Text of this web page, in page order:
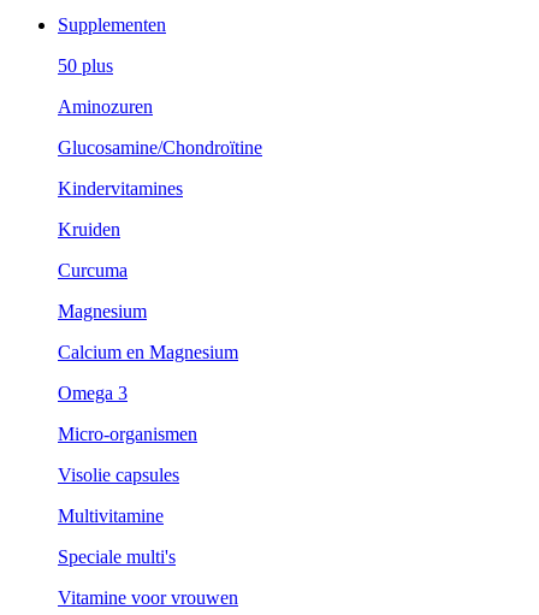
Supplementen
50 plus
Aminozuren
Glucosamine/Chondroïtine
Kindervitamines
Kruiden
Curcuma
Magnesium
Calcium en Magnesium
Omega 3
Micro-organismen
Visolie capsules
Multivitamine
Speciale multi's
Vitamine voor vrouwen